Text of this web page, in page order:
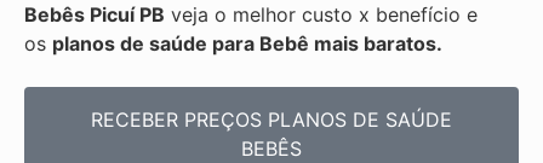
Bebês Picuí PB veja o melhor custo x benefício e
os planos de saúde para Bebê mais baratos.
RECEBER PREÇOS PLANOS DE SAÚDE
BEBÊS